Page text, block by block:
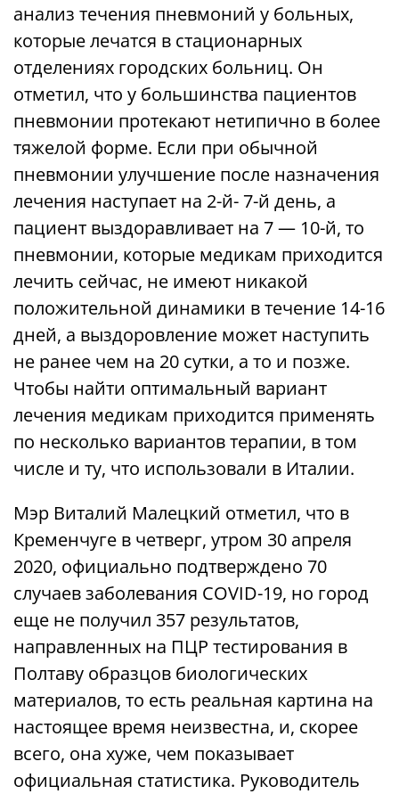
анализ течения пневмоний у больных,
которые лечатся в стационарных
отделениях городских больниц. Он
отметил, что у большинства пациентов
пневмонии протекают нетипично в более
тяжелой форме. Если при обычной
пневмонии улучшение после назначения
лечения наступает на 2-й- 7-й день, а
пациент выздоравливает на 7 — 10-й, то
пневмонии, которые медикам приходится
лечить сейчас, не имеют никакой
положительной динамики в течение 14-16
дней, а выздоровление может наступить
не ранее чем на 20 сутки, а то и позже.
Чтобы найти оптимальный вариант
лечения медикам приходится применять
по несколько вариантов терапии, в том
числе и ту, что использовали в Италии.
Мэр Виталий Малецкий отметил, что в
Кременчуге в четверг, утром 30 апреля
2020, официально подтверждено 70
случаев заболевания COVID-19, но город
еще не получил 357 результатов,
направленных на ПЦР тестирования в
Полтаву образцов биологических
материалов, то есть реальная картина на
настоящее время неизвестна, и, скорее
всего, она хуже, чем показывает
официальная статистика. Руководитель